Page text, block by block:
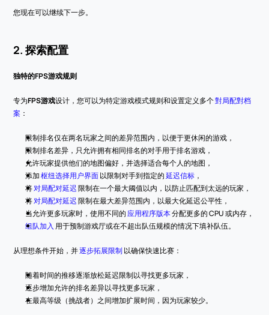
您现在可以继续下一步。
2. 探索配置
独特的FPS游戏规则
专为FPS游戏设计，您可以为特定游戏模式规则和设置定义多个 對局配對档
案 ：
限制排名仅在两名玩家之间的差异范围内，以便于更休闲的游戏，
限制排名差异，只允许拥有相同排名的对手用于排名游戏，
允许玩家提供他们的地图偏好，并选择适合每个人的地图，
添加 枢纽选择用户界面 以限制对手到指定的 延迟信标 ，
将 对局配对延迟 限制在一个最大阈值以内，以防止匹配到太远的玩家，
将 对局配对延迟 限制在最大差异范围内，以最大化延迟公平性，
当允许更多玩家时，使用不同的 应用程序版本 分配更多的 CPU 或内存，
组队加入 用于预制游戏厅或在不超出队伍规模的情况下填补队伍。
从理想条件开始，并 逐步拓展限制 以确保快速比赛：
随着时间的推移逐渐放松延迟限制以寻找更多玩家，
逐步增加允许的排名差异以寻找更多玩家，
在最高等级（挑战者）之间增加扩展时间，因为玩家较少。